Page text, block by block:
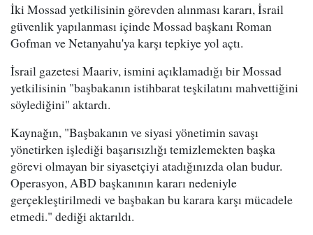
İki Mossad yetkilisinin görevden alınması kararı, İsrail
güvenlik yapılanması içinde Mossad başkanı Roman
Gofman ve Netanyahu'ya karşı tepkiye yol açtı.
İsrail gazetesi Maariv, ismini açıklamadığı bir Mossad
yetkilisinin "başbakanın istihbarat teşkilatını mahvettiğini
söylediğini" aktardı.
Kaynağın, "Başbakanın ve siyasi yönetimin savaşı
yönetirken işlediği başarısızlığı temizlemekten başka
görevi olmayan bir siyasetçiyi atadığınızda olan budur.
Operasyon, ABD başkanının kararı nedeniyle
gerçekleştirilmedi ve başbakan bu karara karşı mücadele
etmedi." dediği aktarıldı.